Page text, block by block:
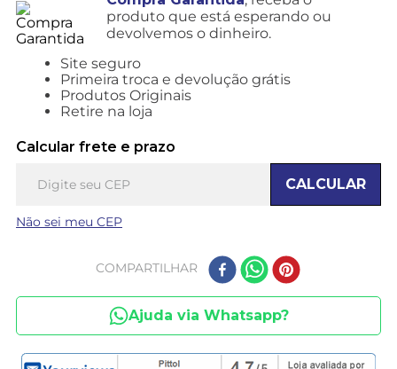
produto que está esperando ou
devolvemos o dinheiro.
Site seguro
Primeira troca e devolução grátis
Produtos Originais
Retire na loja
Calcular frete e prazo
CALCULAR
Não sei meu CEP
COMPARTILHAR
Ajuda via Whatsapp?